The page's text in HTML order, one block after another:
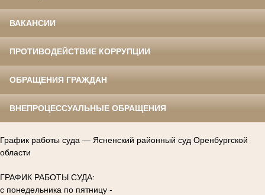
ВАКАНСИИ
ПРОТИВОДЕЙСТВИЕ КОРРУПЦИИ
ОБРАЩЕНИЯ ГРАЖДАН
ВНЕПРОЦЕССУАЛЬНЫЕ ОБРАЩЕНИЯ
График работы суда — Ясненский районный суд Оренбургской
области
ГРАФИК РАБОТЫ СУДА:
с понедельника по пятницу -